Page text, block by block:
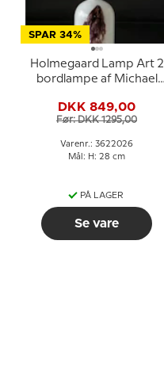
SPAR 34%
Holmegaard Lamp Art 2
bordlampe af Michael
DKK 849,00
Før: DKK 1295,00
Varenr.: 3622026
Mål: H: 28 cm
PÅ LAGER
Se vare